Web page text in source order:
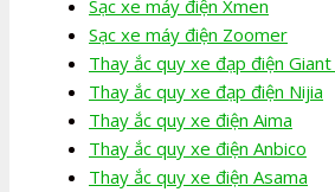
Sạc xe máy điện Xmen
Sạc xe máy điện Zoomer
Thay ắc quy xe đạp điện
Thay ắc quy xe đạp điện Nijia
Thay ắc quy xe điện Aima
Thay ắc quy xe điện Anbico
Thay ắc quy xe điện Asama